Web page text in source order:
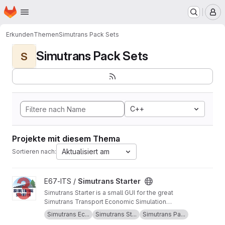
Zum Hauptinhalt springen
Startseite
ErkundenThemenSimutrans Pack Sets
S Simutrans Pack Sets
C++
Projekte mit diesem Thema
Sortieren nach: Aktualisiert am
Projekt Simutrans Starter ansehen
E67-ITS / Simutrans Starter
Simutrans Starter is a small GUI for the great
Simutrans Transport Economic Simulation
Game. It supports you to install and configure
the game.
Simutrans Ec... Simutrans St... Simutrans Pa...